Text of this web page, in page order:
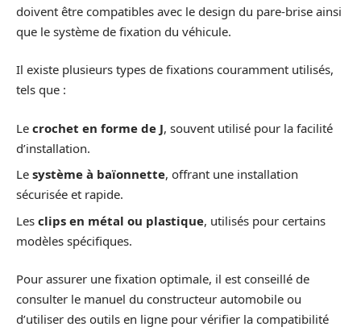
doivent être compatibles avec le design du pare-brise ainsi
que le système de fixation du véhicule.
Il existe plusieurs types de fixations couramment utilisés,
tels que :
Le crochet en forme de J, souvent utilisé pour la facilité
d’installation.
Le système à baïonnette, offrant une installation
sécurisée et rapide.
Les clips en métal ou plastique, utilisés pour certains
modèles spécifiques.
Pour assurer une fixation optimale, il est conseillé de
consulter le manuel du constructeur automobile ou
d’utiliser des outils en ligne pour vérifier la compatibilité